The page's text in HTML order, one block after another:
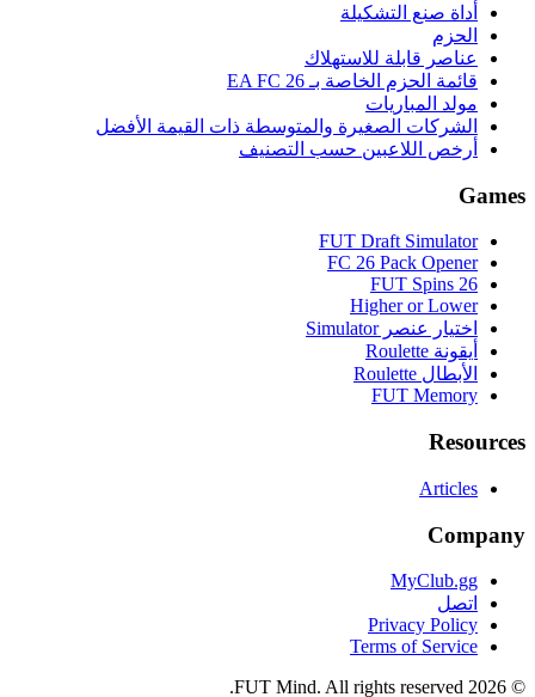
أداة صنع التشكيلة
الحزم
عناصر قابلة للاستهلاك
قائمة الحزم الخاصة بـ EA FC 26
مولد المباريات
الشركات الصغيرة والمتوسطة ذات القيمة الأفضل
أرخص اللاعبين حسب التصنيف
Games
FUT Draft Simulator
FC 26 Pack Opener
FUT Spins 26
Higher or Lower
اختيار عنصر Simulator
أيقونة Roulette
الأبطال Roulette
FUT Memory
Resources
Articles
Company
MyClub.gg
اتصل
Privacy Policy
Terms of Service
©
2026